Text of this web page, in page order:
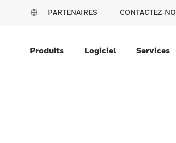
PARTENAIRES CONTACTEZ-
Produits Logiciel Services